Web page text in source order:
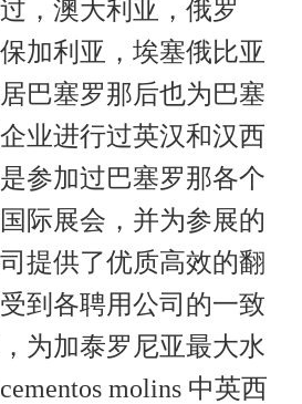
，澳大利亚，俄罗
加利亚，埃塞俄比亚
巴塞罗那后也为巴塞
业进行过英汉和汉西
参加过巴塞罗那各个
际展会，并为参展的
提供了优质高效的翻
到各聘用公司的一致
为加泰罗尼亚最大水
molins 中英西